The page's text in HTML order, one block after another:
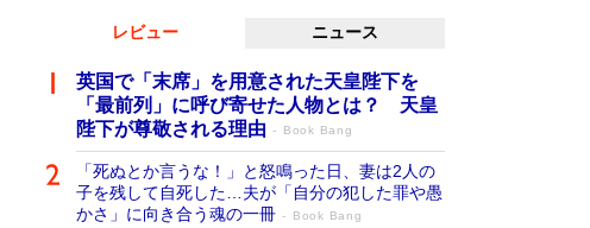
レビュー ニュース
英国で「末席」を用意された天皇陛下を
「最前列」に呼び寄せた人物とは？ 天皇
陛下が尊敬される理由
Book Bang
「死ぬとか言うな！」と怒鳴った日、妻は2人の
子を残して自死した…夫が「自分の犯した罪や愚
かさ」に向き合う魂の一冊
Book Bang